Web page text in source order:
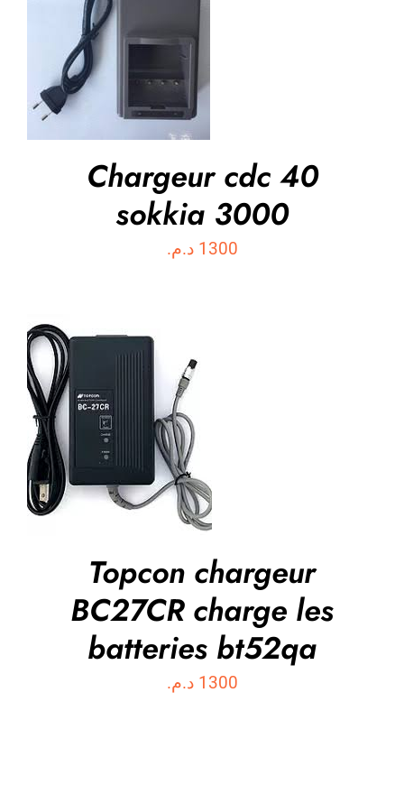
ACHETER MAINTENANT
Chargeur cdc 40
sokkia 3000
1300 د.م.
ACHETER MAINTENANT
DÉTAILS
Topcon chargeur
BC27CR charge les
batteries bt52qa
1300 د.م.